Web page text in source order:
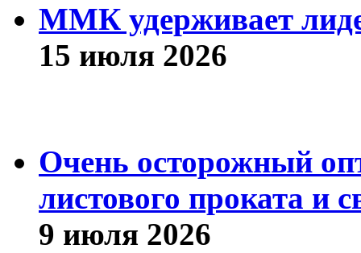
ММК удерживает
15 июля 2026
Очень осторожный
листового проката и
9 июля 2026